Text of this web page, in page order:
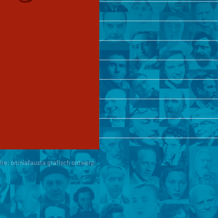
omniafausta grafisch ontwerp